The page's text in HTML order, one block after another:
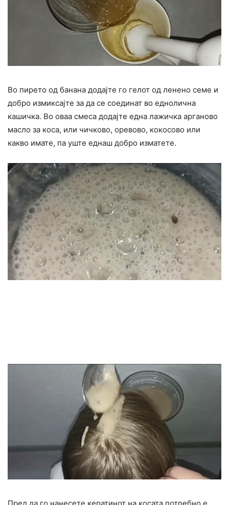
Во пирето од банана додајте го гелот од ленено семе и
добро измиксајте за да се соединат во еднолична
кашичка. Во оваа смеса додајте една лажичка арганово
масло за коса, или чичково, оревово, кокосово или
какво имате, па уште еднаш добро изматете.